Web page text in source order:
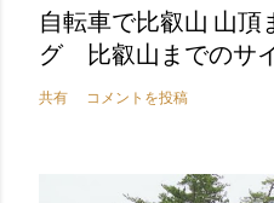
自転車で比叡山 山頂
グ 比叡山までのサ
共有 コメントを投稿